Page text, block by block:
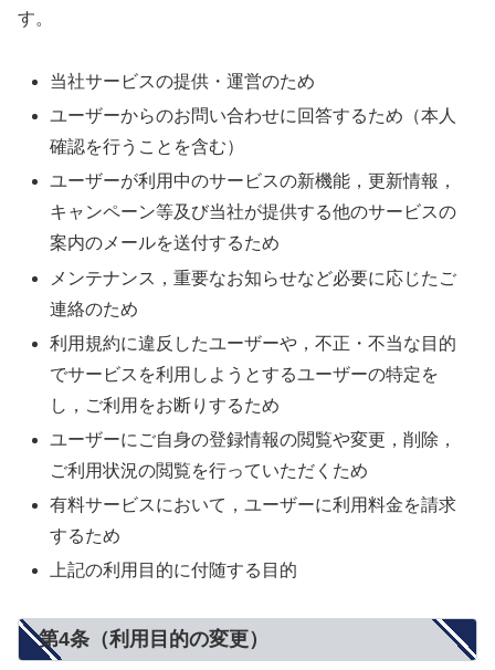
す。
当社サービスの提供・運営のため
ユーザーからのお問い合わせに回答するため（本人
確認を行うことを含む）
ユーザーが利用中のサービスの新機能，更新情報，
キャンペーン等及び当社が提供する他のサービスの
案内のメールを送付するため
メンテナンス，重要なお知らせなど必要に応じたご
連絡のため
利用規約に違反したユーザーや，不正・不当な目的
でサービスを利用しようとするユーザーの特定を
し，ご利用をお断りするため
ユーザーにご自身の登録情報の閲覧や変更，削除，
ご利用状況の閲覧を行っていただくため
有料サービスにおいて，ユーザーに利用料金を請求
するため
上記の利用目的に付随する目的
第4条（利用目的の変更）